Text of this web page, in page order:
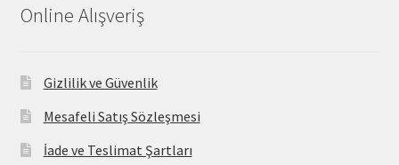
Online Alışveriş
Gizlilik ve Güvenlik
Mesafeli Satış Sözleşmesi
İade ve Teslimat Şartları